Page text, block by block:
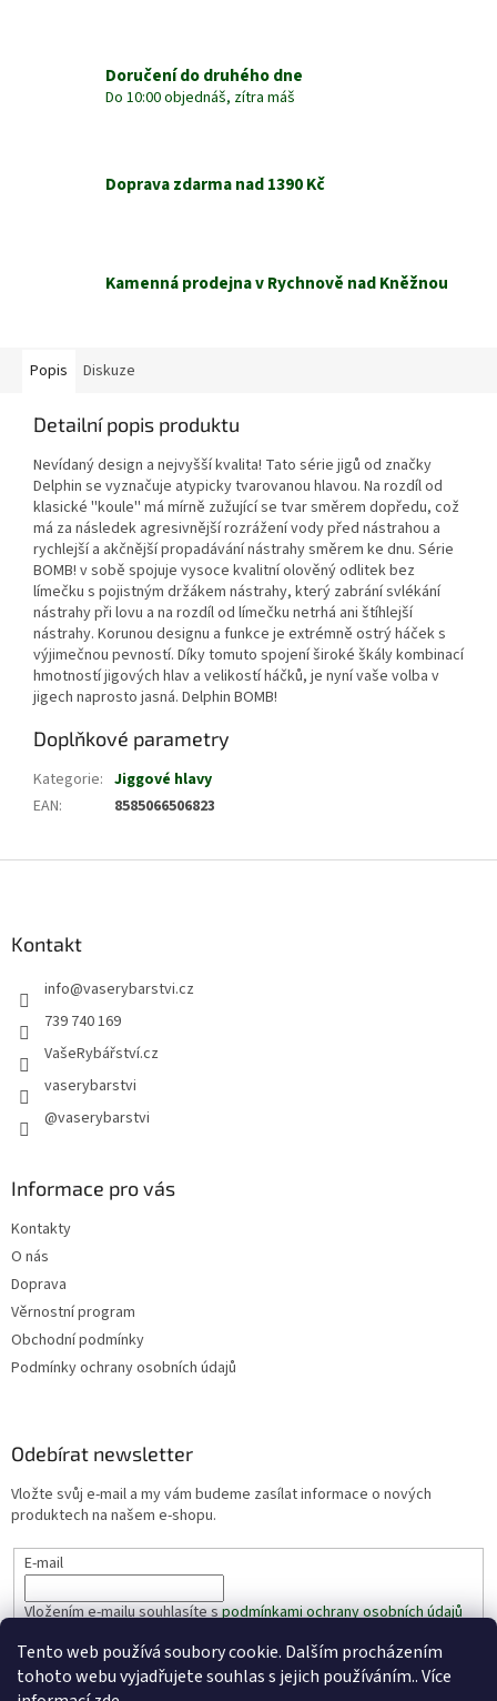
Tento web používá soubory cookie. Dalším procházením
tohoto webu vyjadřujete souhlas s jejich používáním.. Více
Doručení do druhého dne
Do 10:00 objednáš, zítra máš
Doprava zdarma nad 1390 Kč
Kamenná prodejna v Rychnově nad Kněžnou
Popis Diskuze
Detailní popis produktu
Nevídaný design a nejvyšší kvalita! Tato série jigů od značky
Delphin se vyznačuje atypicky tvarovanou hlavou. Na rozdíl od
klasické ''koule'' má mírně zužující se tvar směrem dopředu, což
má za následek agresivnější rozrážení vody před nástrahou a
rychlejší a akčnější propadávání nástrahy směrem ke dnu. Série
BOMB! v sobě spojuje vysoce kvalitní olověný odlitek bez
límečku s pojistným držákem nástrahy, který zabrání svlékání
nástrahy při lovu a na rozdíl od límečku netrhá ani štíhlejší
nástrahy. Korunou designu a funkce je extrémně ostrý háček s
výjimečnou pevností. Díky tomuto spojení široké škály kombinací
hmotností jigových hlav a velikostí háčků, je nyní vaše volba v
jigech naprosto jasná. Delphin BOMB!
Doplňkové parametry
Kategorie: Jiggové hlavy
EAN: 8585066506823
Kontakt
info@vaserybarstvi.cz
739 740 169
VašeRybářství.cz
vaserybarstvi
@vaserybarstvi
Informace pro vás
Kontakty
O nás
Doprava
Věrnostní program
Obchodní podmínky
Podmínky ochrany osobních údajů
Odebírat newsletter
Vložte svůj e-mail a my vám budeme zasílat informace o nových
produktech na našem e-shopu.
E-mail
Vložením e-mailu souhlasíte spodmínkami ochrany osobních údajů
PŘIHLÁSIT SE